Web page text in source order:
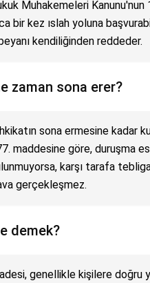
Muhakemeleri
bir kez ıslah yoluna
kendiliğinden reddeder.
zaman sona erer?
sona ermesine kadar
maddesine göre, duruşma
karşı tarafa
gerçekleşmez.
demek?
genellikle kişilere doğru